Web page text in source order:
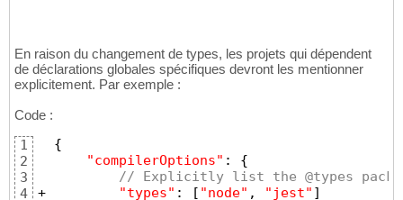
En raison du changement de types, les projets qui dépendent
de déclarations globales spécifiques devront les mentionner
explicitement. Par exemple :
Code :
1
2
3
4
{
"compilerOptions" :
{
// Explicitly list the @types
+
"types" : [ "node" , "jest" ]